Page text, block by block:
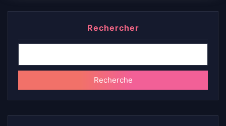
Rechercher
Recherche